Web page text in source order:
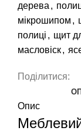
дерева ,
мікрошипом ,
полиці , щит
масловіск,
Поділитися:
Опис